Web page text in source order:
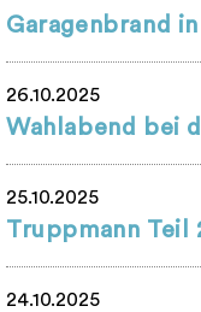
Garagenbrand
26.10.2025
Wahlabend bei
25.10.2025
Truppmann Teil
24.10.2025